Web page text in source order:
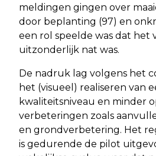
meldingen gingen over
door beplanting (97) en
een rol speelde was dat het
uitzonderlijk nat was.
De nadruk lag volgens het
het (visueel) realiseren van
kwaliteitsniveau en minder
verbeteringen zoals
en grondverbetering. Het
is gedurende de pilot